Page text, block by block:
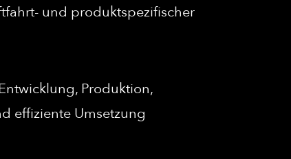
und produktspezifischer
Produktion,
effiziente Umsetzung